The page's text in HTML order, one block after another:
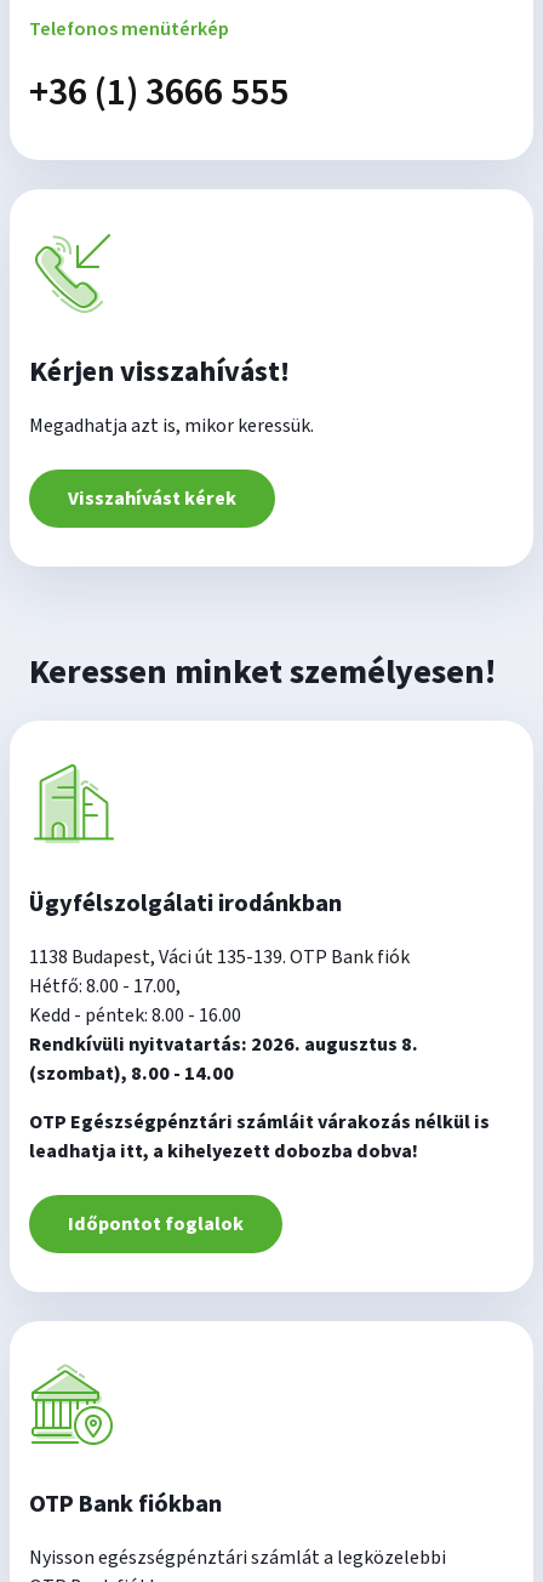
Telefonos menütérkép
+36 (1) 3666 555
Kérjen visszahívást!
Megadhatja azt is, mikor keressük.
Visszahívást kérek
Keressen minket személyesen!
Ügyfélszolgálati irodánkban
1138 Budapest, Váci út 135-139. OTP Bank fiók
Hétfő: 8.00 - 17.00,
Kedd - péntek: 8.00 - 16.00
Rendkívüli nyitvatartás: 2026. augusztus 8.
(szombat), 8.00 - 14.00
OTP Egészségpénztári számláit várakozás nélkül is
leadhatja itt, a kihelyezett dobozba dobva!
Időpontot foglalok
OTP Bank fiókban
Nyisson egészségpénztári számlát a legközelebbi